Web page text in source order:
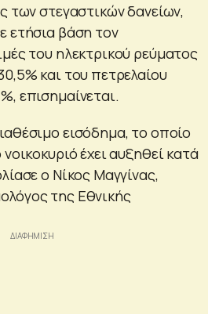
των στεγαστικών δανείων,
ετήσια βάση τον
του ηλεκτρικού ρεύματος
και του πετρελαίου
επισημαίνεται.
εισόδημα, το οποίο
έχει αυξηθεί κατά
ο Νίκος Μαγγίνας,
της Εθνικής